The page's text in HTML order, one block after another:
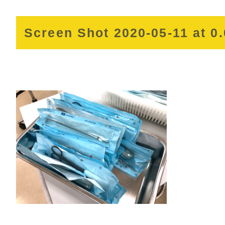
Screen Shot 2020-05-11 at